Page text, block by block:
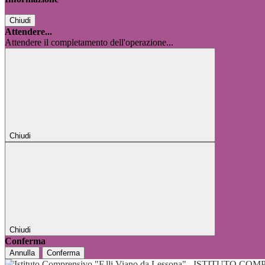
Chiudi
Attendere...
Attendere il completamento dell'operazione...
Chiudi
Chiudi
Conferma
Annulla Conferma